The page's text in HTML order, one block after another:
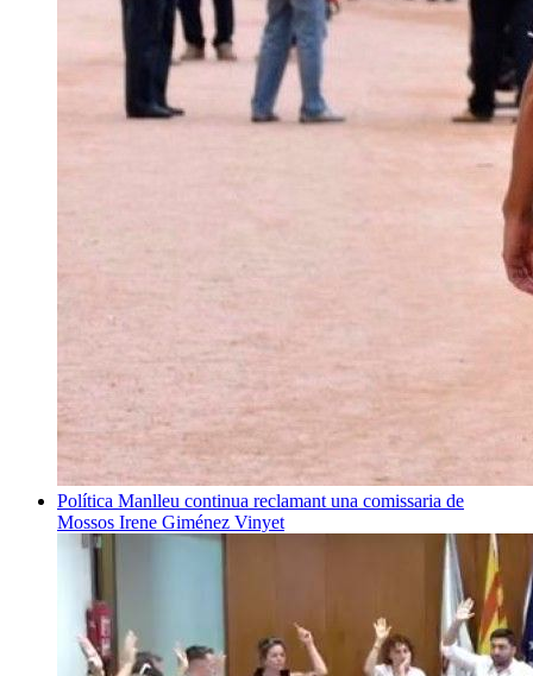
Política Manlleu continua reclamant una comissaria de
Mossos Irene Giménez Vinyet